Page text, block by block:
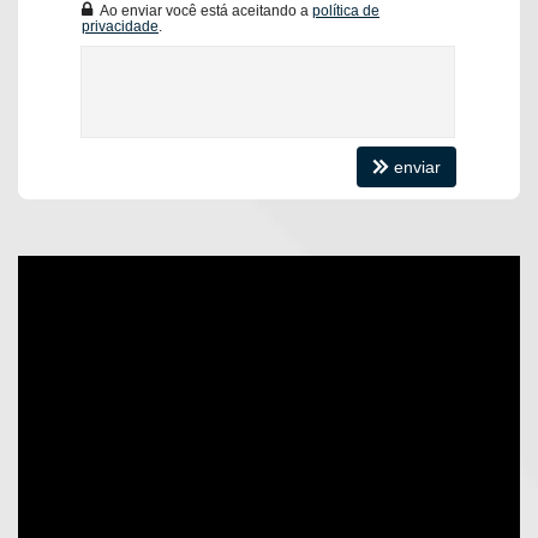
Bistrô gourmet
Ao enviar você está aceitando a política de
privacidade
enviar